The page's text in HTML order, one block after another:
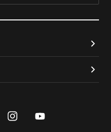
instagram
youtube